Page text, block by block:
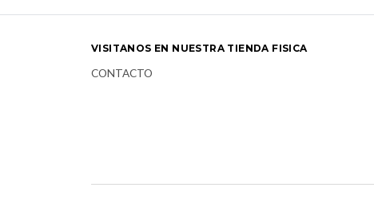
VISITANOS EN NUESTRA TIENDA FISICA
CONTACTO